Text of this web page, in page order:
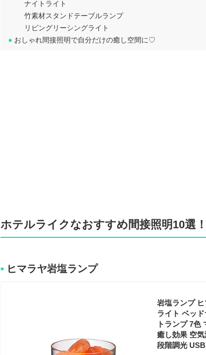
ナイトライト
竹素材スタンドテーブルランプ
リビングリーシングライト
● おしゃれ間接照明で自分だけの癒し空間に♡
ホテルライクなおすすめ間接照明10選！
■ ヒマラヤ岩塩ランプ
岩塩ランプ
ライト ベッ
トランプ 7色
癒し効果 空
段階調光